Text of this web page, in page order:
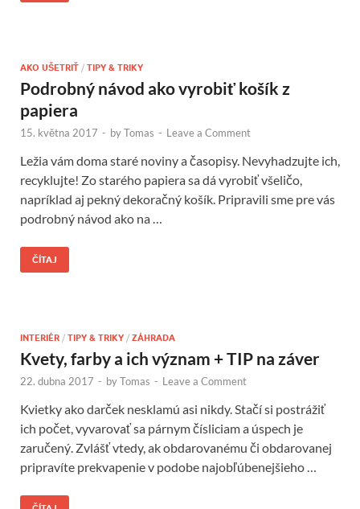
AKO UŠETRIŤ / TIPY & TRIKY
Podrobný návod ako vyrobiť košík z
papiera
15. května 2017 - byTomas - Leave a Comment
Ležia vám doma staré noviny a časopisy. Nevyhadzujte ich,
recyklujte! Zo starého papiera sa dá vyrobiť všeličo,
napríklad aj pekný dekoračný košík. Pripravili sme pre vás
podrobný návod ako na …
ČÍTAJ
INTERIÉR / TIPY & TRIKY / ZÁHRADA
Kvety, farby a ich význam + TIP na záver
22. dubna 2017 - byTomas - Leave a Comment
Kvietky ako darček nesklamú asi nikdy. Stačí si postrážiť
ich počet, vyvarovať sa párnym čísliciam a úspech je
zaručený. Zvlášť vtedy, ak obdarovanému či obdarovanej
pripravíte prekvapenie v podobe najobľúbenejšieho …